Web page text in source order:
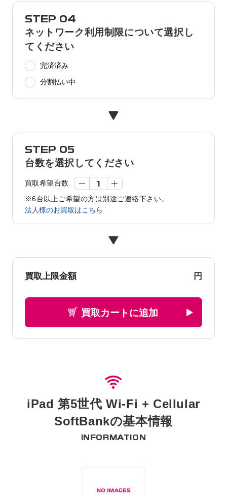
STEP 04
ネットワーク利用制限について選択し
てください
完済済み
分割払い中
STEP 05
台数を選択してください
買取希望台数
※6台以上ご希望の方は別途ご連絡下さい。
法人様のお買取はこちら
買取上限金額 円
買取カートに追加
iPad 第5世代 Wi-Fi + Cellular
SoftBankの基本情報
INFORMATION